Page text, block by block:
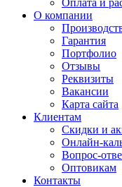
Оплата и
О компании
Гарантия
Портфолио
Отзывы
Реквизиты
Вакансии
Карта сайта
Клиентам
Скидки и
Онлайн-
Вопрос-
Оптовикам
Контакты